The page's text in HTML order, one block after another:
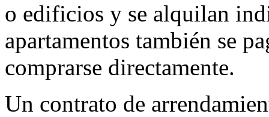
o edificios y se alquilan
apartamentos también se
comprarse directamente.
Un contrato de